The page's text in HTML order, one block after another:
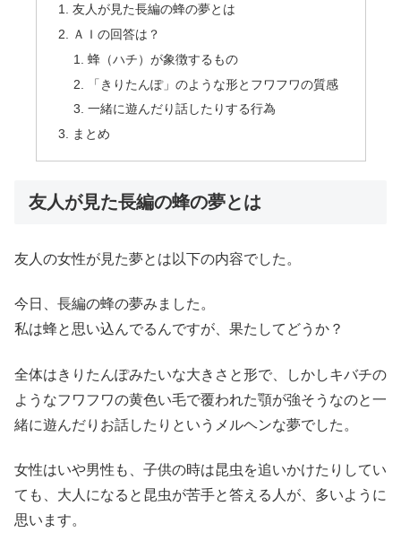
友人が見た長編の蜂の夢とは
ＡＩの回答は？
蜂（ハチ）が象徴するもの
「きりたんぽ」のような形とフワフワの質感
一緒に遊んだり話したりする行為
まとめ
友人が見た長編の蜂の夢とは
友人の女性が見た夢とは以下の内容でした。
今日、長編の蜂の夢みました。
私は蜂と思い込んでるんですが、果たしてどうか？
全体はきりたんぽみたいな大きさと形で、しかしキバチの
ようなフワフワの黄色い毛で覆われた顎が強そうなのと一
緒に遊んだりお話したりというメルヘンな夢でした。
女性はいや男性も、子供の時は昆虫を追いかけたりしてい
ても、大人になると昆虫が苦手と答える人が、多いように
思います。